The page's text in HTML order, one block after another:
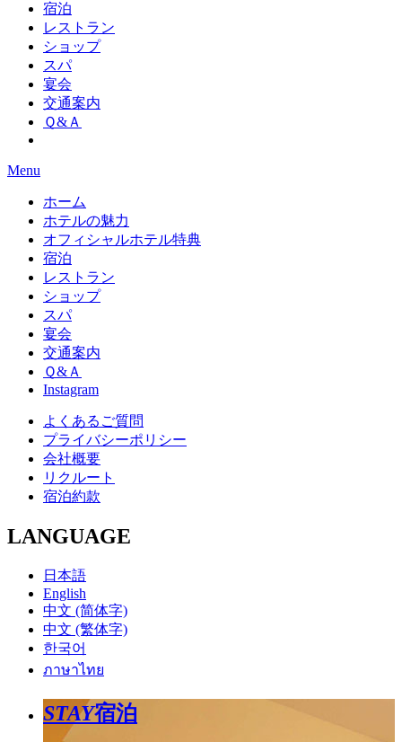
宿泊
レストラン
ショップ
スパ
宴会
交通案内
Ｑ&Ａ
Menu
ホーム
ホテルの魅力
オフィシャルホテル特典
宿泊
レストラン
ショップ
スパ
宴会
交通案内
Ｑ&Ａ
Instagram
よくあるご質問
プライバシーポリシー
会社概要
リクルート
宿泊約款
LANGUAGE
日本語
English
中文 (简体字)
中文 (繁体字)
한국어
ภาษาไทย
STAY宿泊